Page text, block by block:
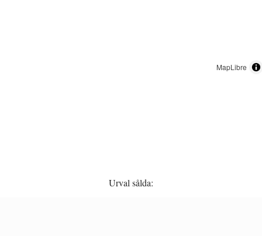
MapLibre
Urval sålda: